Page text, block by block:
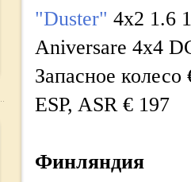
"Duster" 4x2 1.6
Aniversare 4x4
Запасное колесо
ESP, ASR € 197
Финляндия